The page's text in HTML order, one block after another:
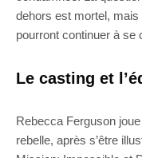
dehors est mortel,
pourront continuer à se
Le casting et
Rebecca Ferguson
rebelle, après s’être